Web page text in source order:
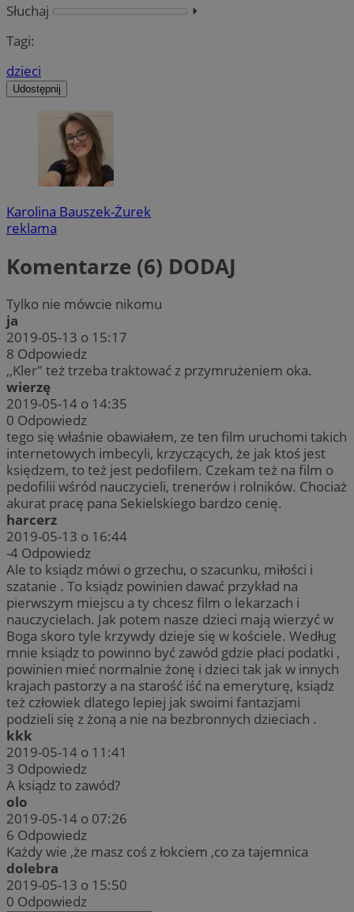
Słuchaj
⏵︎
Tagi:
dzieci
Udostępnij
Karolina Bauszek-Żurek
reklama
Komentarze (6) DODAJ
Tylko nie mówcie nikomu
ja
2019-05-13 o 15:17
8 Odpowiedz
,,Kler" też trzeba traktować z przymrużeniem oka.
wierzę
2019-05-14 o 14:35
0 Odpowiedz
tego się właśnie obawiałem, ze ten film uruchomi takich
internetowych imbecyli, krzyczących, że jak ktoś jest
księdzem, to też jest pedofilem. Czekam też na film o
pedofilii wśród nauczycieli, trenerów i rolników. Chociaż
akurat pracę pana Sekielskiego bardzo cenię.
harcerz
2019-05-13 o 16:44
-4 Odpowiedz
Ale to ksiądz mówi o grzechu, o szacunku, miłości i
szatanie . To ksiądz powinien dawać przykład na
pierwszym miejscu a ty chcesz film o lekarzach i
nauczycielach. Jak potem nasze dzieci mają wierzyć w
Boga skoro tyle krzywdy dzieje się w kościele. Według
mnie ksiądz to powinno być zawód gdzie płaci podatki ,
powinien mieć normalnie żonę i dzieci tak jak w innych
krajach pastorzy a na starość iść na emeryturę, ksiądz
też człowiek dlatego lepiej jak swoimi fantazjami
podzieli się z żoną a nie na bezbronnych dzieciach .
kkk
2019-05-14 o 11:41
3 Odpowiedz
A ksiądz to zawód?
olo
2019-05-14 o 07:26
6 Odpowiedz
Każdy wie ,że masz coś z łokciem ,co za tajemnica
dolebra
2019-05-13 o 15:50
0 Odpowiedz